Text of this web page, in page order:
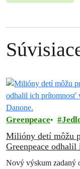
Greenpeace
Milióny detí môžu
Greenpeace
Nový výskum zadaný